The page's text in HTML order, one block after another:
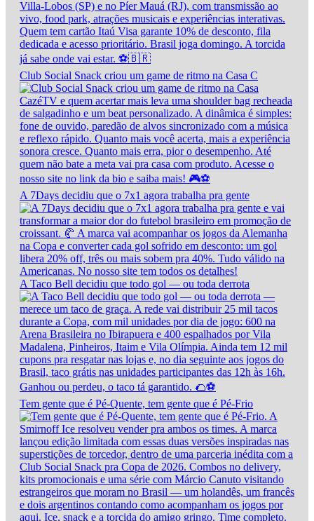
Club Social Snack criou um game de ritmo na Casa C
A 7Days decidiu que o 7x1 agora trabalha pra gente
A Taco Bell decidiu que todo gol — ou toda derrota
Tem gente que é Pé-Quente, tem gente que é Pé-Frio